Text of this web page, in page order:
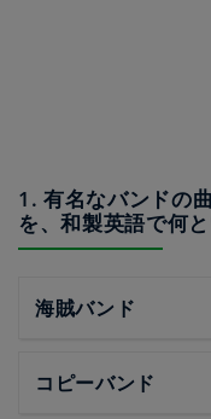
1. 有名なバンドの
を、和製英語で何
海賊バンド
コピーバンド